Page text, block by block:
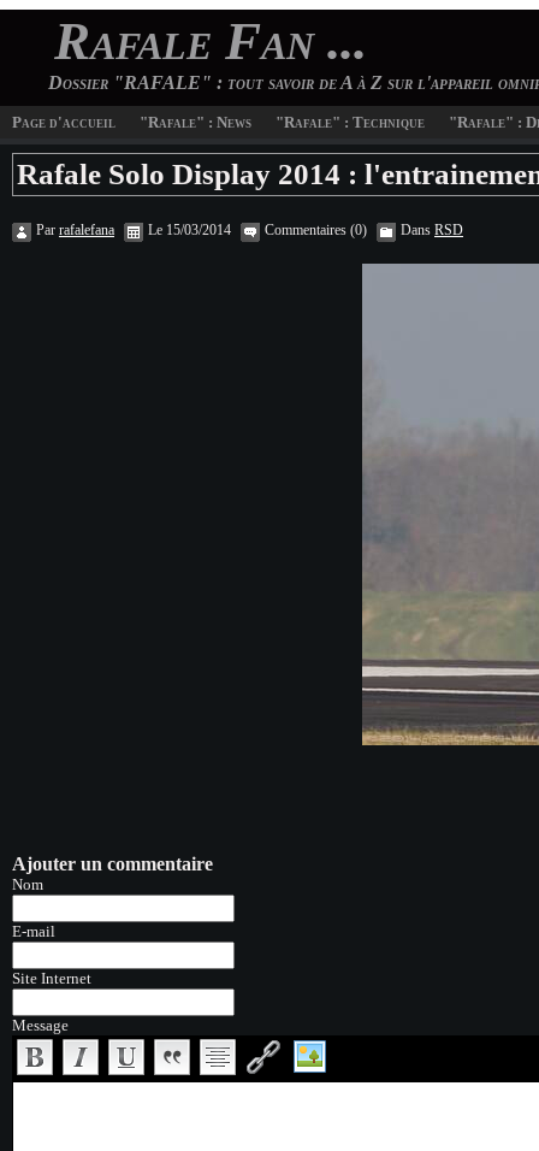
Rafale Fan ...
Dossier "RAFALE" : tout savoir de A à Z sur l'appareil
Page d'accueil "Rafale" : News "Rafale" : Technique "Rafale" :
Rafale Solo Display 2014 :
Par rafalefana Le 15/03/2014 Commentaires (0) Dans RSD
Ajouter un commentaire
Nom
E-mail
Site Internet
Message